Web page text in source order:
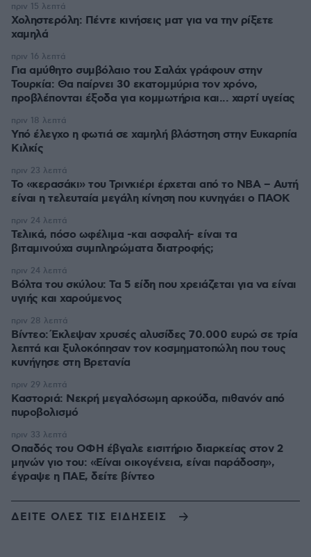
Χοληστερόλη: Πέντε κινήσεις ματ για να την ρίξετε
χαμηλά
πριν 15 λεπτά
Για αμύθητο συμβόλαιο του Σαλάχ γράφουν στην
Τουρκία: Θα παίρνει 30 εκατομμύρια τον χρόνο,
προβλέπονται έξοδα για κομμωτήρια και... χαρτί υγείας
πριν 16 λεπτά
Υπό έλεγχο η φωτιά σε χαμηλή βλάστηση στην Ευκαρπία
Κιλκίς
πριν 18 λεπτά
Το «κερασάκι» του Τρινκιέρι έρχεται από το NBA – Αυτή
είναι η τελευταία μεγάλη κίνηση που κυνηγάει ο ΠΑΟΚ
πριν 23 λεπτά
Τελικά, πόσο ωφέλιμα -και ασφαλή- είναι τα
βιταμινούχα συμπληρώματα διατροφής;
πριν 24 λεπτά
Βόλτα του σκύλου: Τα 5 είδη που χρειάζεται για να είναι
υγιής και χαρούμενος
πριν 24 λεπτά
Βίντεο: Έκλεψαν χρυσές αλυσίδες 70.000 ευρώ σε τρία
λεπτά και ξυλοκόπησαν τον κοσμηματοπώλη που τους
κυνήγησε στη Βρετανία
πριν 28 λεπτά
Καστοριά: Νεκρή μεγαλόσωμη αρκούδα, πιθανόν από
πυροβολισμό
πριν 29 λεπτά
Οπαδός του ΟΦΗ έβγαλε εισιτήριο διαρκείας στον 2
μηνών γιο του: «Είναι οικογένεια, είναι παράδοση»,
έγραψε η ΠΑΕ, δείτε βίντεο
πριν 33 λεπτά
ΔΕΙΤΕ ΟΛΕΣ ΤΙΣ ΕΙΔΗΣΕΙΣ